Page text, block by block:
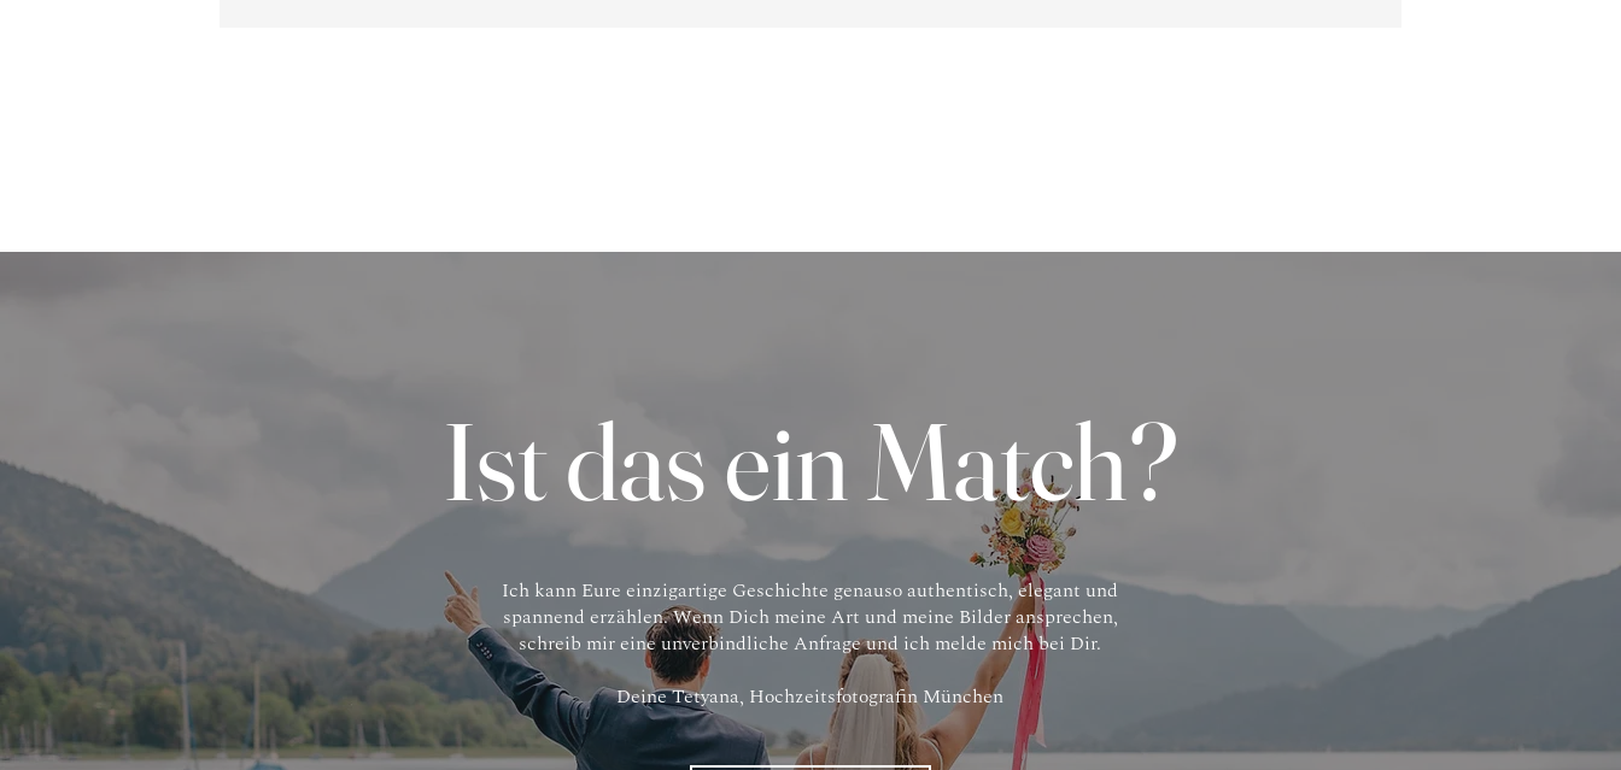
Ist das ein Match?
Ich kann Eure einzigartige Geschichte genauso authentisch, elegant und
spannend erzählen. Wenn Dich meine Art und meine Bilder ansprechen,
schreib mir eine unverbindliche Anfrage und ich melde mich bei Dir.
Deine Tetyana, Hochzeitsfotografin München